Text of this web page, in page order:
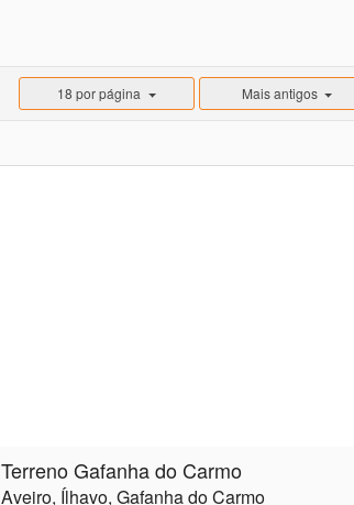
18 por página Mais antigos
Terreno Gafanha do Carmo
Aveiro, Ílhavo, Gafanha do Carmo